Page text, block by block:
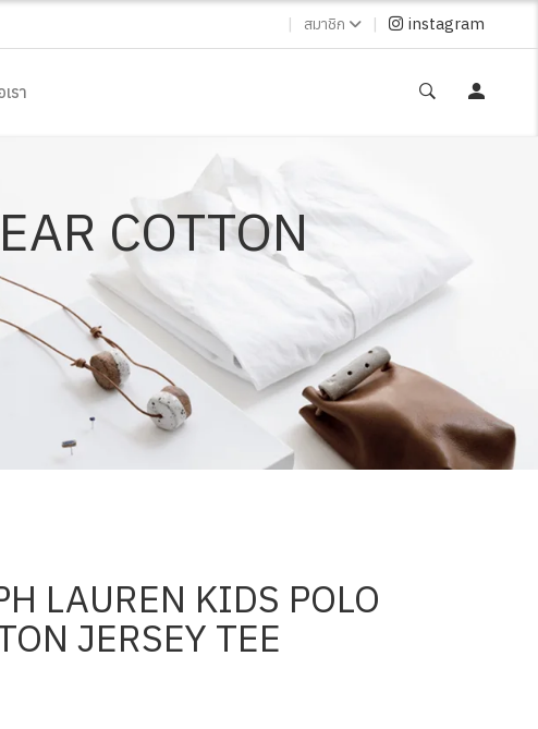
| สมาชิก | instagram
รา
COTTON
LAUREN KIDS POLO
JERSEY TEE